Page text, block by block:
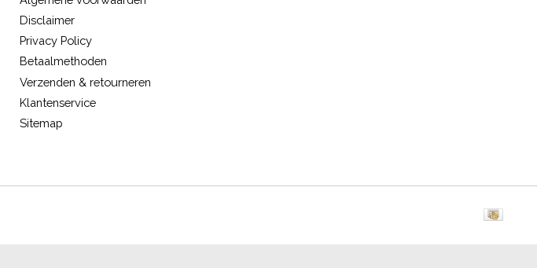
Disclaimer
Privacy Policy
Betaalmethoden
Verzenden & retourneren
Klantenservice
Sitemap